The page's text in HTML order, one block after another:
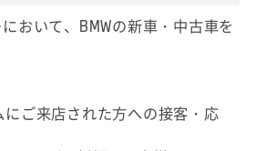
おいて、BMWの新車・中古車を
ご来店された方への接客・応